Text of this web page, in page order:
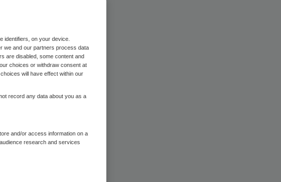
identifiers, on your device.
we and our partners process data
are disabled, some content and
choices or withdraw consent at
will have effect within our
record any data about you as a
and/or access information on a
research and services